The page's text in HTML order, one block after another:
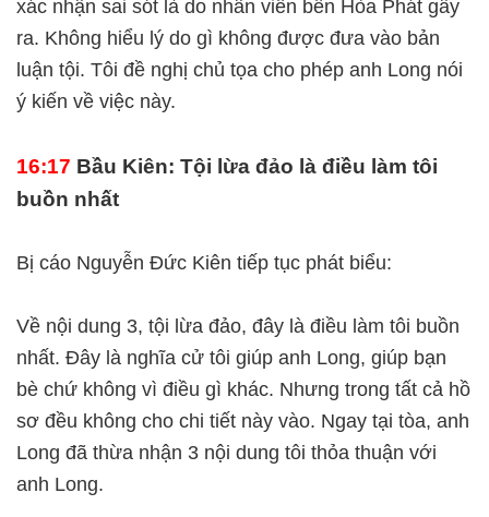
xác nhận sai sót là do nhân viên bên Hòa Phát gây
ra. Không hiểu lý do gì không được đưa vào bản
luận tội. Tôi đề nghị chủ tọa cho phép anh Long nói
ý kiến về việc này.
16:17 Bầu Kiên: Tội lừa đảo là điều làm tôi
buồn nhất
Bị cáo Nguyễn Đức Kiên tiếp tục phát biểu:
Về nội dung 3, tội lừa đảo, đây là điều làm tôi buồn
nhất. Đây là nghĩa cử tôi giúp anh Long, giúp bạn
bè chứ không vì điều gì khác. Nhưng trong tất cả hồ
sơ đều không cho chi tiết này vào. Ngay tại tòa, anh
Long đã thừa nhận 3 nội dung tôi thỏa thuận với
anh Long.